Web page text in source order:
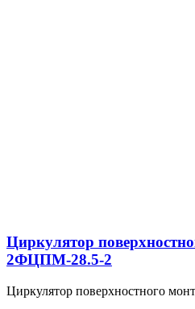
Циркулятор
2ФЦПМ-28.5-2
Циркулятор поверхностного